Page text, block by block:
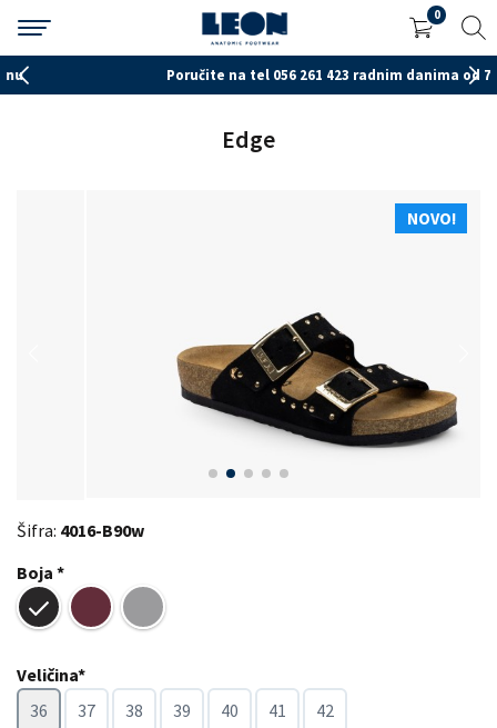
0
Poručite na tel 056 261 423 radnim danima od 7-15h
NOVO!
Edge
Šifra: 4016-B90w
Boja *
Veličina*
36
37 38 39 40 41 42